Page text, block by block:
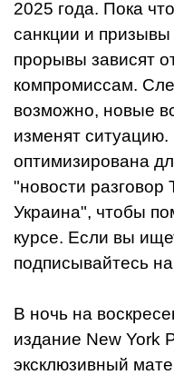
2025 года. Пока
санкции и
прорывы зависят
компромиссам.
возможно, новые
изменят ситуацию.
оптимизирована
"новости
Украина", чтобы
курсе. Если вы
подписывайтесь
В ночь на
издание New York
эксклюзивный